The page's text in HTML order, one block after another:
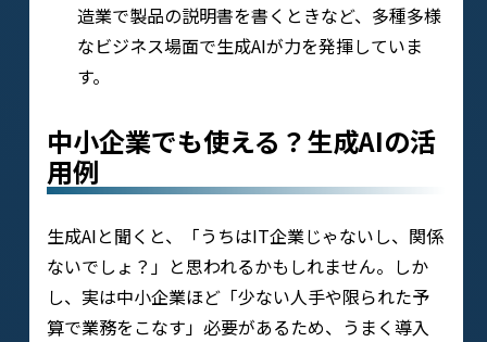
造業で製品の説明書を書くときなど、多種多様
なビジネス場面で生成AIが力を発揮していま
す。
中小企業でも使える？生成AIの活
用例
生成AIと聞くと、「うちはIT企業じゃないし、関係
ないでしょ？」と思われるかもしれません。しか
し、実は中小企業ほど「少ない人手や限られた予
算で業務をこなす」必要があるため、うまく導入